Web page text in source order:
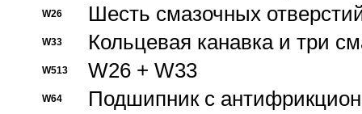
W26 Шесть смазочных
W33 Кольцевая канавка и три
W513 W26 + W33
W64 Подшипник с